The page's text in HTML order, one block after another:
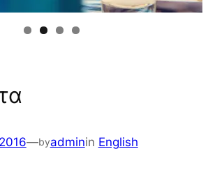
—byadminin English